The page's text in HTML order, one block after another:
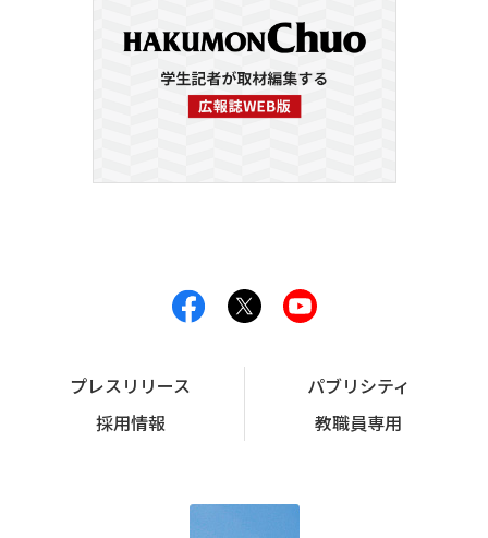
プレスリリース
パブリシティ
採用情報
教職員専用